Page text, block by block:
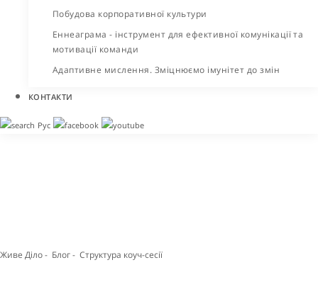
Побудова корпоративної культури
Еннеаграма - інструмент для ефективної комунікації та
мотивації команди
Адаптивне мислення. Зміцнюємо імунітет до змін
КОНТАКТИ
Рус
Живе Діло- Блог- Структура коуч-сесії